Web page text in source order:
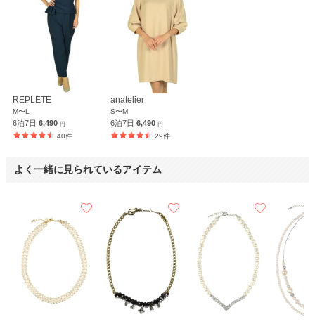
REPLETE
M〜L
6泊7日 6,490 円
40件
anatelier
S〜M
6泊7日 6,490 円
29件
よく一緒に見られているアイテム